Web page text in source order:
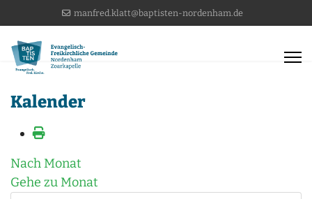
manfred.klatt@baptisten-nordenham.de
Kalender
Nach Monat
Gehe zu Monat